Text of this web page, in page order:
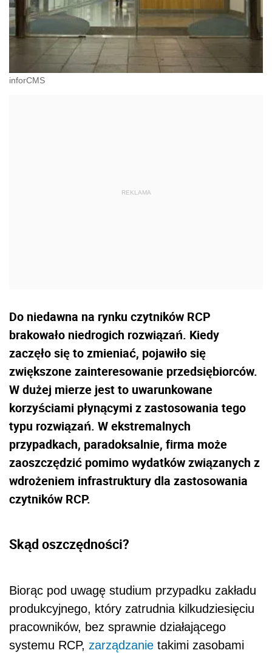
inforCMS
Do niedawna na rynku czytników RCP
brakowało niedrogich rozwiązań. Kiedy
zaczęło się to zmieniać, pojawiło się
zwiększone zainteresowanie przedsiębiorców.
W dużej mierze jest to uwarunkowane
korzyściami płynącymi z zastosowania tego
typu rozwiązań. W ekstremalnych
przypadkach, paradoksalnie, firma może
zaoszczędzić pomimo wydatków związanych z
wdrożeniem infrastruktury dla zastosowania
czytników RCP.
Skąd oszczędności?
Biorąc pod uwagę studium przypadku zakładu
produkcyjnego, który zatrudnia kilkudziesięciu
pracowników, bez sprawnie działającego
systemu RCP, zarządzanie takimi zasobami